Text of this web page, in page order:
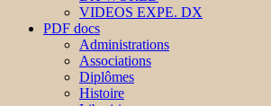
VIDEOS EXPE. DX
PDF docs
Administrations
Associations
Diplômes
Histoire